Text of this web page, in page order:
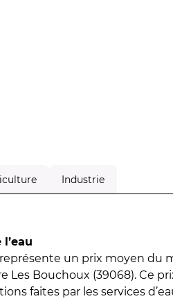
Industrie
un prix moyen du
Les Bouchoux (39068). Ce
faites par les services